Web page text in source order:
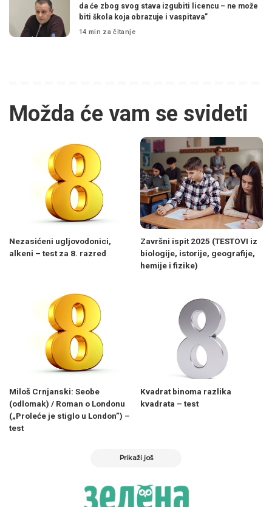
da će zbog svog stava izgubiti licencu – ne može
biti škola koja obrazuje i vaspitava”
14 min za čitanje
Možda će vam se svideti
Nezasićeni ugljovodonici,
alkeni – test za 8. razred
Završni ispit 2025 (TESTOVI iz
biologije, istorije, geografije,
hemije i fizike)
Miloš Crnjanski: Seobe
(odlomak) / Roman o Londonu
(„Proleće je stiglo u London”) –
test
Kvadrat binoma razlika
kvadrata – test
Prikaži još